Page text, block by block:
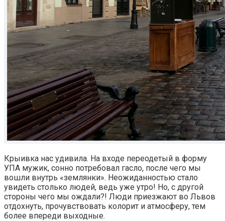
Крыивка нас удивила. На входе переодетый в форму
УПА мужик, сонно потребовал гасло, после чего мы
вошли внутрь «землянки». Неожиданностью стало
увидеть столько людей, ведь уже утро! Но, с другой
стороны чего мы ождали?! Люди приезжают во Львов
отдохнуть, прочувствовать колорит и атмосферу, тем
более впереди выходные.